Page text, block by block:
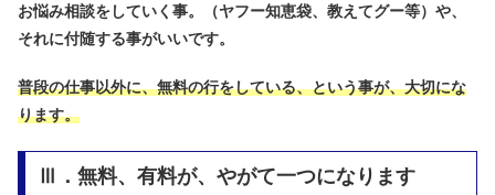
お悩み相談をしていく事。（ヤフー知恵袋、教えてグー等）や、
それに付随する事がいいです。
普段の仕事以外に、無料の行をしている、という事が、大切にな
ります。
Ⅲ．無料、有料が、やがて一つになります